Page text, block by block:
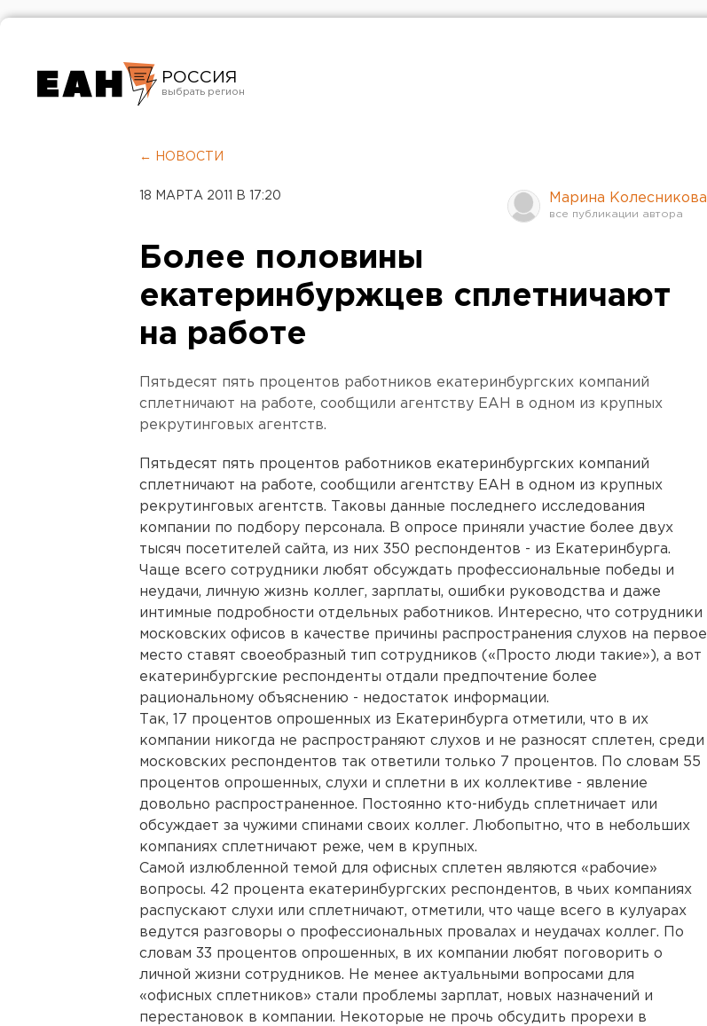
РОССИЯ
Челябинск
← НОВОСТИ
18 МАРТА 2011 В 17:20 Марина Колесникова
Более половины
екатеринбуржцев сплетничают
на работе
Пятьдесят пять процентов работников екатеринбургских компаний
сплетничают на работе, сообщили агентству ЕАН в одном из крупных
рекрутинговых агентств.
Пятьдесят пять процентов работников екатеринбургских компаний
сплетничают на работе, сообщили агентству ЕАН в одном из крупных
рекрутинговых агентств. Таковы данные последнего исследования
компании по подбору персонала. В опросе приняли участие более двух
тысяч посетителей сайта, из них 350 респондентов - из Екатеринбурга.
Чаще всего сотрудники любят обсуждать профессиональные победы и
неудачи, личную жизнь коллег, зарплаты, ошибки руководства и даже
интимные подробности отдельных работников. Интересно, что сотрудники
московских офисов в качестве причины распространения слухов на первое
место ставят своеобразный тип сотрудников («Просто люди такие»), а вот
екатеринбургские респонденты отдали предпочтение более
рациональному объяснению - недостаток информации.
Так, 17 процентов опрошенных из Екатеринбурга отметили, что в их
компании никогда не распространяют слухов и не разносят сплетен, среди
московских респондентов так ответили только 7 процентов. По словам 55
процентов опрошенных, слухи и сплетни в их коллективе - явление
довольно распространенное. Постоянно кто-нибудь сплетничает или
обсуждает за чужими спинами своих коллег. Любопытно, что в небольших
компаниях сплетничают реже, чем в крупных.
Самой излюбленной темой для офисных сплетен являются «рабочие»
вопросы. 42 процента екатеринбургских респондентов, в чьих компаниях
распускают слухи или сплетничают, отметили, что чаще всего в кулуарах
ведутся разговоры о профессиональных провалах и неудачах коллег. По
словам 33 процентов опрошенных, в их компании любят поговорить о
личной жизни сотрудников. Не менее актуальными вопросами для
«офисных сплетников» стали проблемы зарплат, новых назначений и
перестановок в компании. Некоторые не прочь обсудить прорехи в